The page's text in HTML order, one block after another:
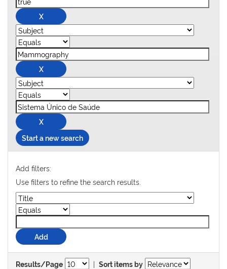
Start a new search
Add filters:
Use filters to refine the search results.
Results/Page | Sort items by